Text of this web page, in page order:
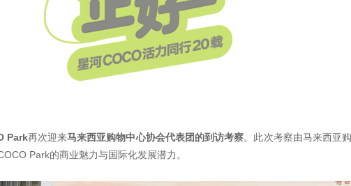
Park再次迎来马来西亚购物中心协会代表团的到访考察。此次考察由马来西亚
Park的商业魅力与国际化发展潜力。